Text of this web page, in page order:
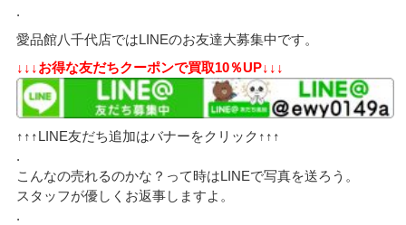
.
愛品館八千代店ではLINEのお友達大募集中です。
↓↓↓お得な友だちクーポンで買取10％UP↓↓↓
↑↑↑LINE友だち追加はバナーをクリック↑↑↑
.
こんなの売れるのかな？って時はLINEで写真を送ろう。
スタッフが優しくお返事しますよ。
.